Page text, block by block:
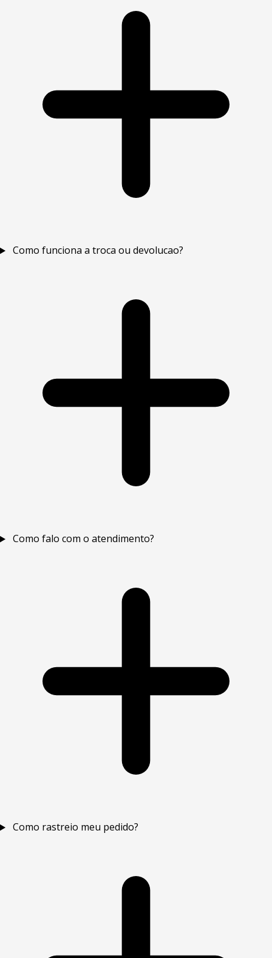
Como funciona a troca ou devolucao?
Como falo com o atendimento?
Como rastreio meu pedido?